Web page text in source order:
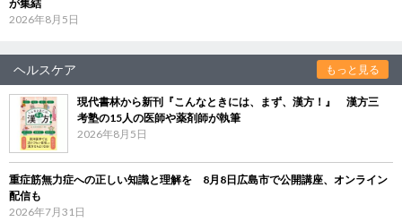
が集結
2026年8月5日
ヘルスケア もっと見る
現代書林から新刊『こんなときには、まず、漢方！』 漢方三
考塾の15人の医師や薬剤師が執筆
2026年8月5日
重症筋無力症への正しい知識と理解を 8月8日広島市で公開講座、オンライン
配信も
2026年7月31日